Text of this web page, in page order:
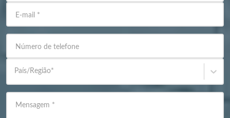
E-mail *
Número de telefone
País/Região*
Mensagem *